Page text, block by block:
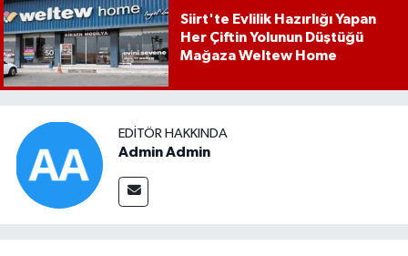
Siirt'te Evlilik Hazırlığı Yapan
Her Çiftin Yolunun Düştüğü
Mağaza Weltew Home
EDITÖR HAKKINDA
Admin Admin